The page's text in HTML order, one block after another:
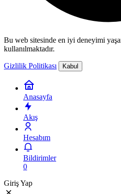
Bu web sitesinde en iyi deneyimi
kullanılmaktadır.
Gizlilik Politikası Kabul
Anasayfa
Akış
Hesabım
Bildirimler
0
Giriş Yap